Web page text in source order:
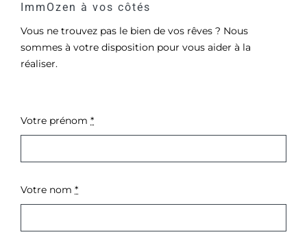
ImmOzen à vos côtés
Vous ne trouvez pas le bien de vos rêves ? Nous
sommes à votre disposition pour vous aider à la
réaliser.
Votre prénom *
Votre nom *